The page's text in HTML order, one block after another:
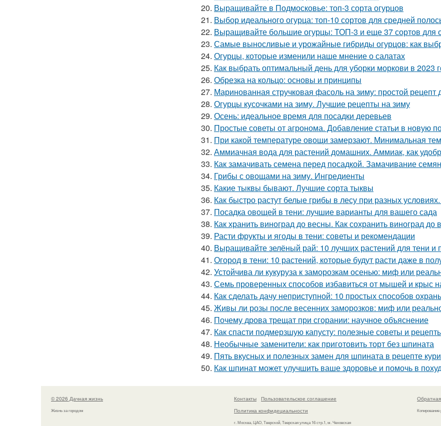
20. Выращивайте в Подмосковье: топ-3 сорта огурцов
21. Выбор идеального огурца: топ-10 сортов для средней
22. Выращивайте большие огурцы: ТОП-3 и еще 37 сортов для
23. Самые выносливые и урожайные гибриды огурцов: как
24. Огурцы, которые изменили наше мнение о салатах
25. Как выбрать оптимальный день для уборки моркови в 2023
26. Обрезка на кольцо: основы и принципы
27. Маринованная стручковая фасоль на зиму: простой рецепт
28. Огурцы кусочками на зиму. Лучшие рецепты на зиму
29. Осень: идеальное время для посадки деревьев
30. Простые советы от агронома. Добавление статьи в новую
31. При какой температуре овощи замерзают. Минимальная
32. Аммиачная вода для растений домашних. Аммиак, как
33. Как замачивать семена перед посадкой. Замачивание
34. Грибы с овощами на зиму. Ингредиенты
35. Какие тыквы бывают. Лучшие сорта тыквы
36. Как быстро растут белые грибы в лесу при разных
37. Посадка овощей в тени: лучшие варианты для вашего сада
38. Как хранить виноград до весны. Как сохранить виноград
39. Расти фрукты и ягоды в тени: советы и рекомендации
40. Выращивайте зелёный рай: 10 лучших растений для тени и
41. Огород в тени: 10 растений, которые будут расти даже в
42. Устойчива ли кукуруза к заморозкам осенью: миф или
43. Семь проверенных способов избавиться от мышей и крыс
44. Как сделать дачу неприступной: 10 простых способов
45. Живы ли розы после весенних заморозков: миф или
46. Почему дрова трещат при сгорании: научное объяснение
47. Как спасти подмерзшую капусту: полезные советы и
48. Необычные заменители: как приготовить торт без шпината
49. Пять вкусных и полезных замен для шпината в рецепте
50. Как шпинат может улучшить ваше здоровье и помочь в
© 2026 Дачная жизнь
Жизнь за городом
Контакты
Пользовательское соглашение
Политика конфидециальности
г. Москва, ЦАО, Тверской, Тверская улица 16 стр.1, м. Чеховская
Обратная
Копирование